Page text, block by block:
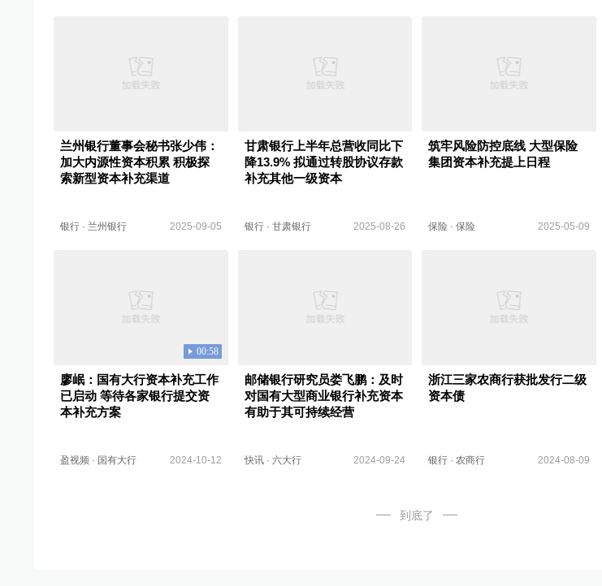
兰州银行董事会秘书张少伟：
加大内源性资本积累 积极探
索新型资本补充渠道
银行 · 兰州银行 2025-09-05
甘肃银行上半年总营收同比下
降13.9% 拟通过转股协议存款
补充其他一级资本
银行· 甘肃银行 2025-08-26
筑牢风险防控底线 大型保险
集团资本补充提上日程
保险 · 保险 2025-05-09
00:58
廖岷：国有大行资本补充工作
已启动 等待各家银行提交资
本补充方案
盈视频 · 国有大行 2024-10-12
邮储银行研究员娄飞鹏：及时
对国有大型商业银行补充资本
有助于其可持续经营
快讯· 六大行 2024-09-24
浙江三家农商行获批发行二级
资本债
银行 · 农商行 2024-08-09
到底了